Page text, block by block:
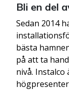
Bli en del
Sedan 2014
bästa
på att ta
nivå.